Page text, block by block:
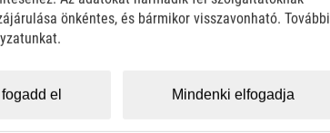
önkéntes, és bármikor visszavonható. További
Mindenki elfogadja
el